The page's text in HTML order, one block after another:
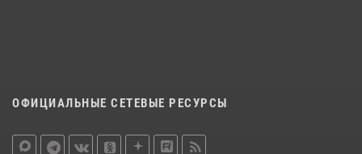
ОФИЦИАЛЬНЫЕ СЕТЕВЫЕ РЕСУРСЫ